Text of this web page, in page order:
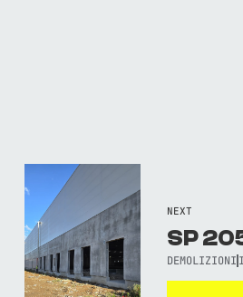
NEXT
SP
DEMOLIZIONI